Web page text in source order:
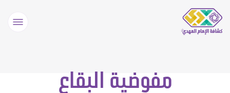
مفوضية البقاع